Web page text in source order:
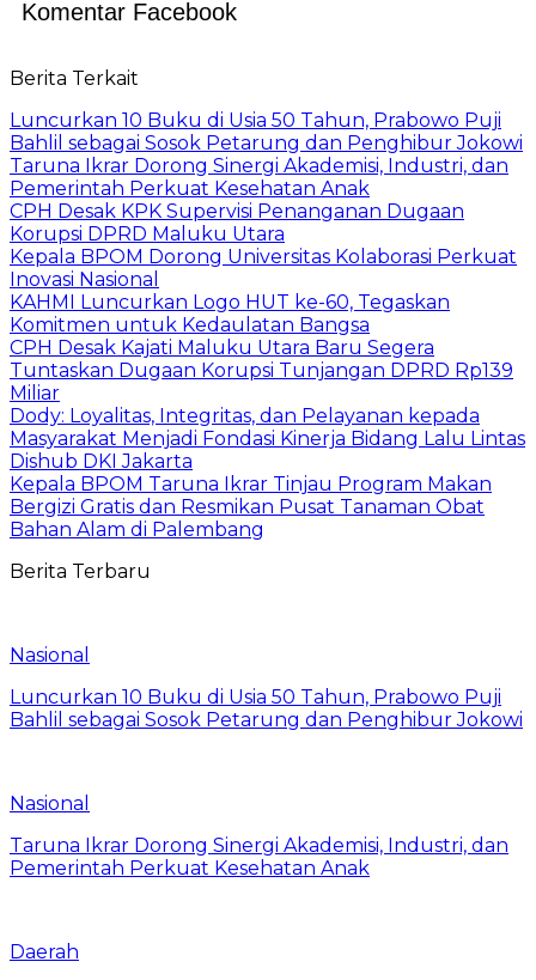
Komentar Facebook
Berita Terkait
Luncurkan 10 Buku di Usia 50 Tahun, Prabowo Puji
Bahlil sebagai Sosok Petarung dan Penghibur Jokowi
Taruna Ikrar Dorong Sinergi Akademisi, Industri, dan
Pemerintah Perkuat Kesehatan Anak
CPH Desak KPK Supervisi Penanganan Dugaan
Korupsi DPRD Maluku Utara
Kepala BPOM Dorong Universitas Kolaborasi Perkuat
Inovasi Nasional
KAHMI Luncurkan Logo HUT ke-60, Tegaskan
Komitmen untuk Kedaulatan Bangsa
CPH Desak Kajati Maluku Utara Baru Segera
Tuntaskan Dugaan Korupsi Tunjangan DPRD Rp139
Miliar
Dody: Loyalitas, Integritas, dan Pelayanan kepada
Masyarakat Menjadi Fondasi Kinerja Bidang Lalu Lintas
Dishub DKI Jakarta
Kepala BPOM Taruna Ikrar Tinjau Program Makan
Bergizi Gratis dan Resmikan Pusat Tanaman Obat
Bahan Alam di Palembang
Berita Terbaru
Nasional
Luncurkan 10 Buku di Usia 50 Tahun, Prabowo Puji
Bahlil sebagai Sosok Petarung dan Penghibur Jokowi
Nasional
Taruna Ikrar Dorong Sinergi Akademisi, Industri, dan
Pemerintah Perkuat Kesehatan Anak
Daerah